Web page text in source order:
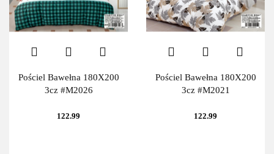
Pościel Bawełna 180X200
3cz #M2026
122.99
Pościel Bawełna 180X200
3cz #M2021
122.99